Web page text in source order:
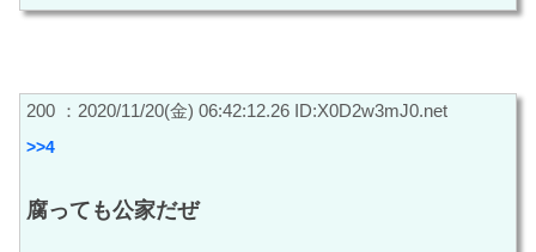
200 ：2020/11/20(金) 06:42:12.26 ID:X0D2w3mJ0.net
>>4
腐っても公家だぜ